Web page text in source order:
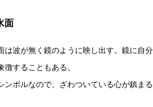
面
は波が無く鏡のように映し出す。鏡に自
徴することもある。
ンボルなので、ざわついている心が鎮まる